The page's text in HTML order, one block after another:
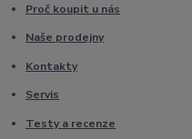
Proč koupit u nás
Naše prodejny
Kontakty
Servis
Testy a recenze